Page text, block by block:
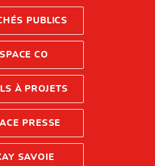
PUBLICS
CO
À PROJETS
PRESSE
SAVOIE